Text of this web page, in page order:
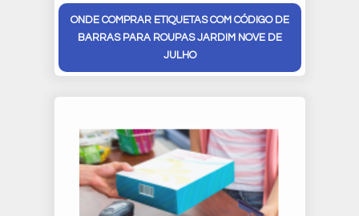
ONDE COMPRAR ETIQUETAS COM CÓDIGO DE
BARRAS PARA ROUPAS JARDIM NOVE DE
JULHO